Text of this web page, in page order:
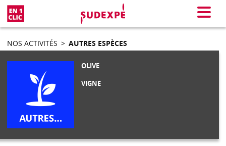
Menu
NOS ACTIVITÉS > AUTRES ESPÈCES
OLIVE
VIGNE